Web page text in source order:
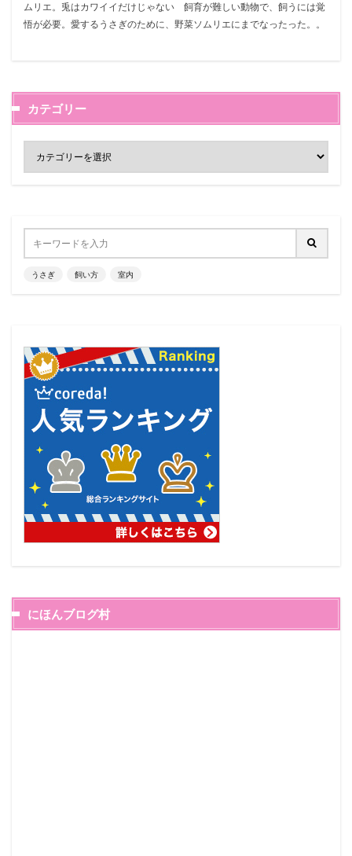
ムリエ。兎はカワイイだけじゃない 飼育が難しい動物で、飼うには覚
悟が必要。愛するうさぎのために、野菜ソムリエにまでなったった。。
カテゴリー
うさぎ 飼い方 室内
にほんブログ村